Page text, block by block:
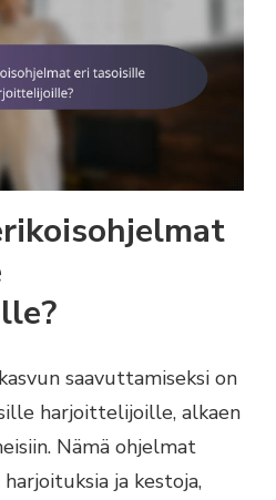
saavuttamiseksi on
harjoittelijoille, alkaen
Nämä ohjelmat
ja kestoja,